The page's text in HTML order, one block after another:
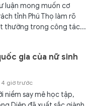
luận mong muốn cơ
tỉnh Phú Thọ làm rõ
thường trong công tác...
gia của nữ sinh
4 giờ trước
niềm say mê học tập,